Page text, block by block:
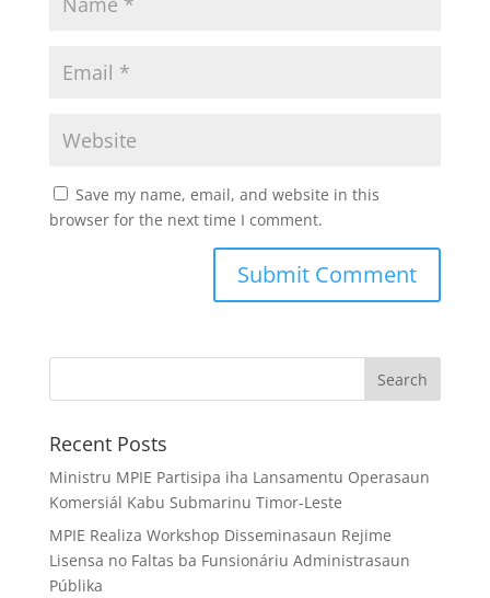
Save my name, email, and website in this
browser for the next time I comment.
Search
Recent Posts
Ministru MPIE Partisipa iha Lansamentu Operasaun
Komersiál Kabu Submarinu Timor-Leste
MPIE Realiza Workshop Disseminasaun Rejime
Lisensa no Faltas ba Funsionáriu Administrasaun
Públika